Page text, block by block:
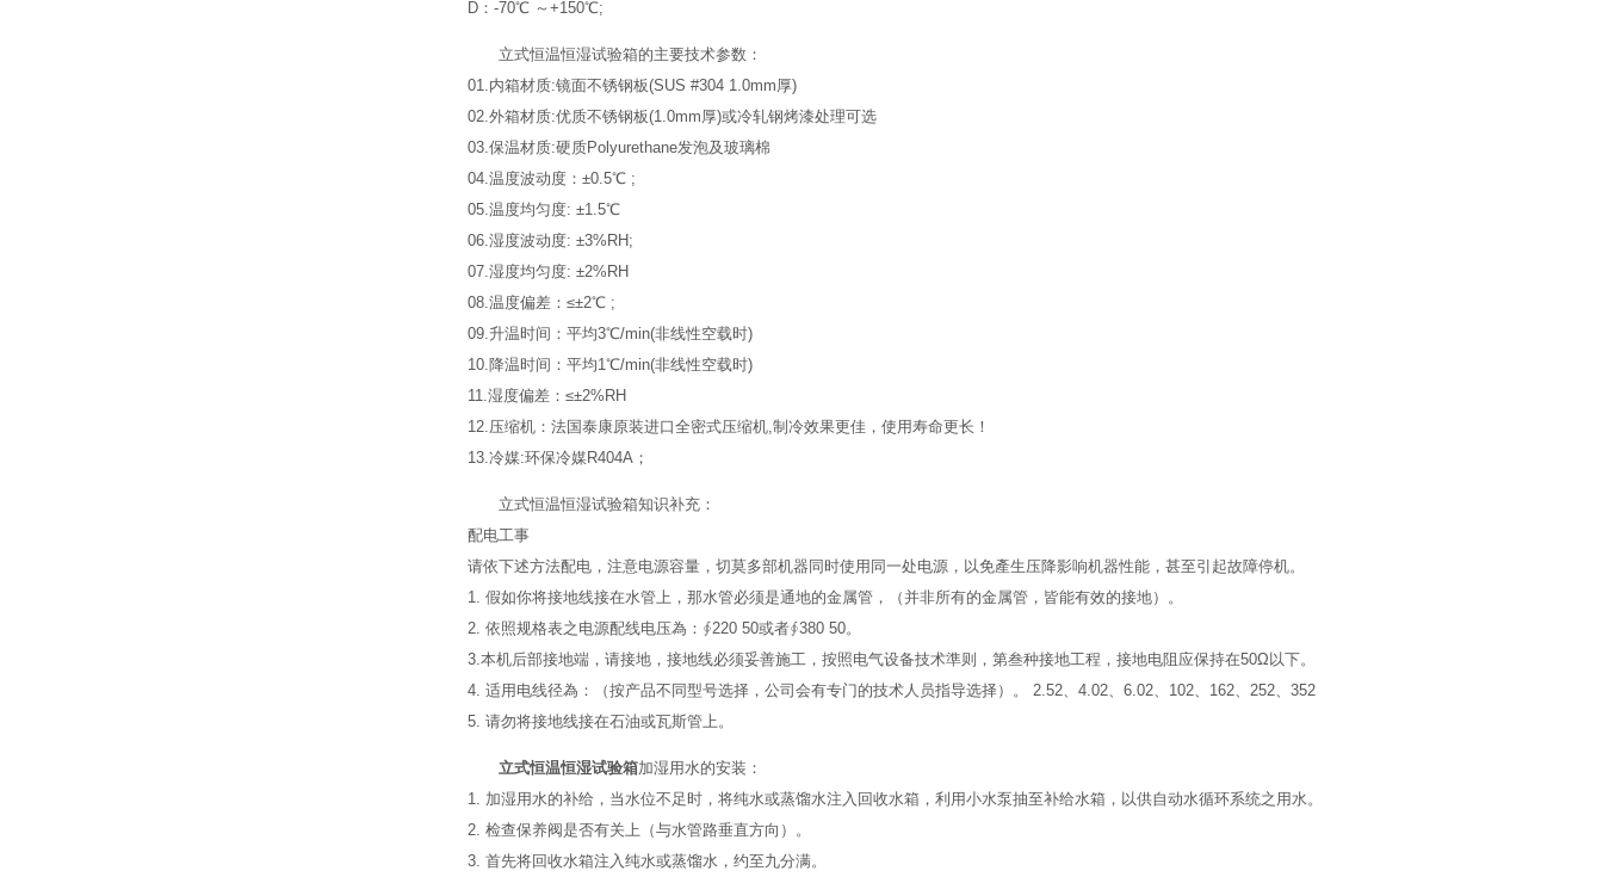
D：-70℃ ～+150℃;
立式恒温恒湿试验箱的主要技术参数：
01.内箱材质:镜面不锈钢板(SUS #304 1.0mm厚)
02.外箱材质:优质不锈钢板(1.0mm厚)或冷轧钢烤漆处理可选
03.保温材质:硬质Polyurethane发泡及玻璃棉
04.温度波动度：±0.5℃ ;
05.温度均匀度: ±1.5℃
06.湿度波动度: ±3%RH;
07.湿度均匀度: ±2%RH
08.温度偏差：≤±2℃ ;
09.升温时间：平均3℃/min(非线性空载时)
10.降温时间：平均1℃/min(非线性空载时)
11.湿度偏差：≤±2%RH
12.压缩机：法国泰康原装进口全密式压缩机,制冷效果更佳，使用寿命更长！
13.冷媒:环保冷媒R404A；
立式恒温恒湿试验箱知识补充：
配电工事
请依下述方法配电，注意电源容量，切莫多部机器同时使用同一处电源，以免產生压降影响机器性能，甚至引起故障停机。
1. 假如你将接地线接在水管上，那水管必须是通地的金属管，（并非所有的金属管，皆能有效的接地）。
2. 依照规格表之电源配线电压為：∮220 50或者∮380 50。
3.本机后部接地端，请接地，接地线必须妥善施工，按照电气设备技术準则，第叁种接地工程，接地电阻应保持在50Ω以下。
4. 适用电线径為：（按产品不同型号选择，公司会有专门的技术人员指导选择）。 2.52、4.02、6.02、102、162、252、352
5. 请勿将接地线接在石油或瓦斯管上。
立式恒温恒湿试验箱加湿用水的安装：
1. 加湿用水的补给，当水位不足时，将纯水或蒸馏水注入回收水箱，利用小水泵抽至补给水箱，以供自动水循环系统之用水。
2. 检查保养阀是否有关上（与水管路垂直方向）。
3. 首先将回收水箱注入纯水或蒸馏水，约至九分满。